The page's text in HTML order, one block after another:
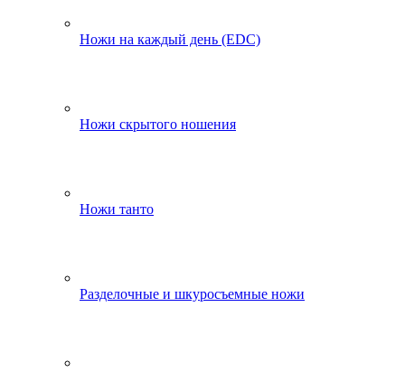
Ножи на каждый день (EDC)
Ножи скрытого ношения
Ножи танто
Разделочные и шкуросъемные ножи